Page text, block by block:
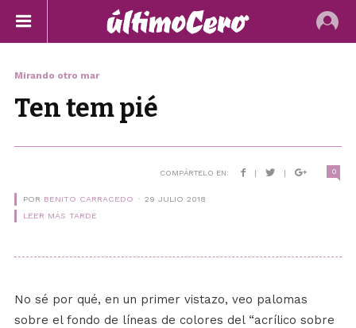
Mirando otro mar
Ten tem pié
COMPÁRTELO EN: | | 0
POR BENITO CARRACEDO
29 JULIO 2018
LEER MÁS TARDE
No sé por qué, en un primer vistazo, veo palomas
sobre el fondo de líneas de colores del “acrílico sobre